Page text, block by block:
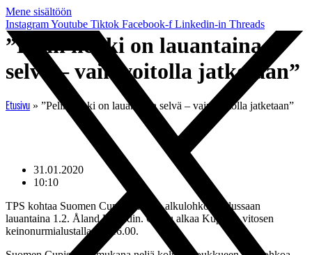
Mene sisältöön
InstagramYoutube Tiktok Facebook-f Linkedin-in Threads
”Pelin henki on lauantaina
selvä – vain voitolla jatketaan”
Etusivu » ”Pelin henki on lauantaina selvä – vain voitolla jatketaan”
31.01.2020
10:10
TPS kohtaa Suomen Cupin toisessa alkulohko-ottelussaan
lauantaina 1.2. Åland Unitedin. Ottelu alkaa Kupittaa vitosen
keinonurmialustalla klo 16.00.